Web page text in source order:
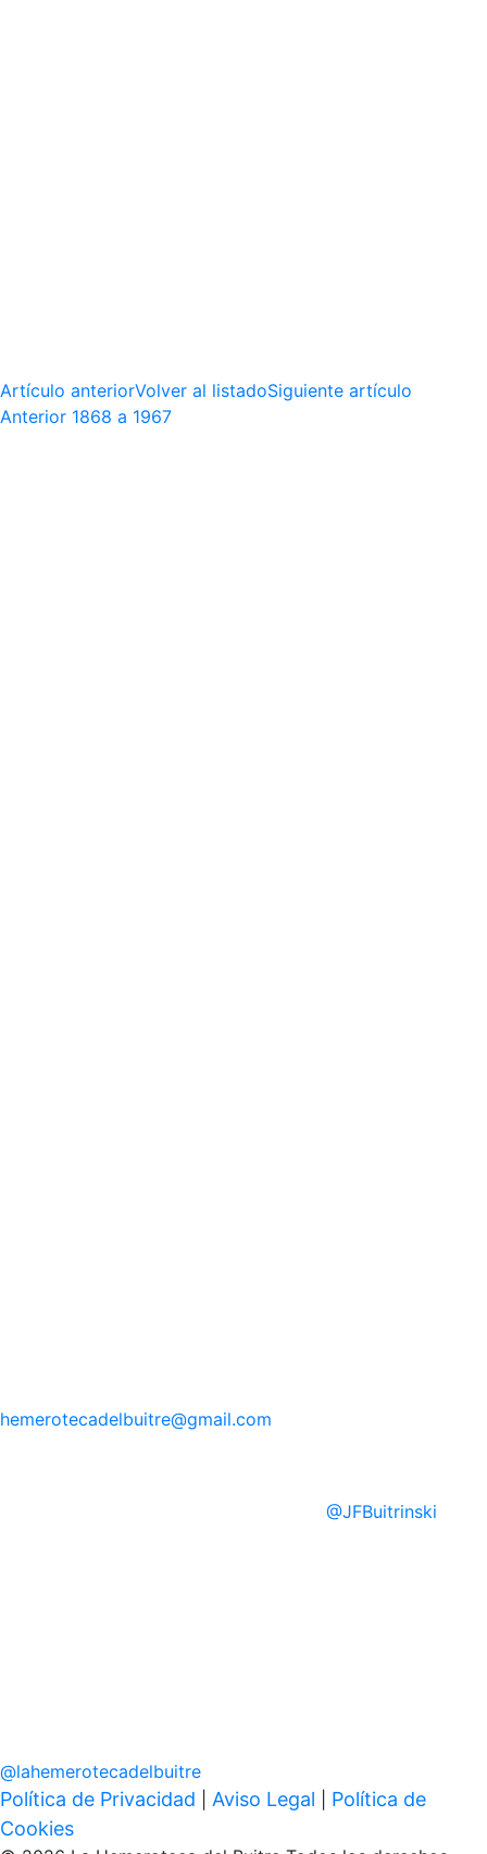
Artículo anteriorVolver al listadoSiguiente artículo
Anterior 1868 a 1967
hemerotecadelbuitre@gmail.com
@JFBuitrinski
@lahemerotecadelbuitre
Política de Privacidad Aviso Legal
Política de
Cookies